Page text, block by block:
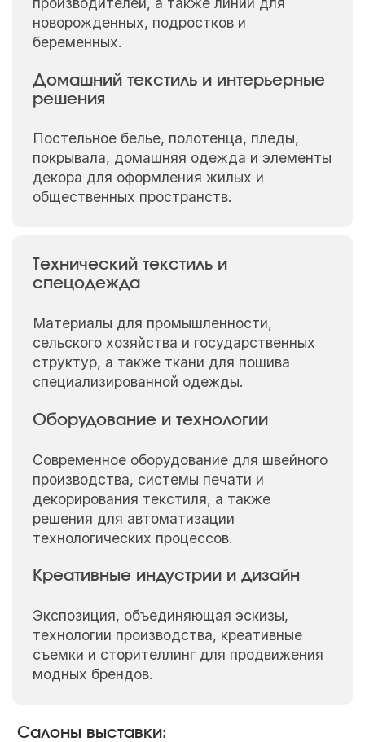
новорожденных, подростков и
беременных.
Домашний текстиль и интерьерные
решения
Постельное белье, полотенца, пледы,
покрывала, домашняя одежда и элементы
декора для оформления жилых и
общественных пространств.
Технический текстиль и
спецодежда
Материалы для промышленности,
сельского хозяйства и государственных
структур, а также ткани для пошива
специализированной одежды.
Оборудование и технологии
Современное оборудование для швейного
производства, системы печати и
декорирования текстиля, а также
решения для автоматизации
технологических процессов.
Креативные индустрии и дизайн
Экспозиция, объединяющая эскизы,
технологии производства, креативные
съемки и сторителлинг для продвижения
модных брендов.
Салоны выставки: